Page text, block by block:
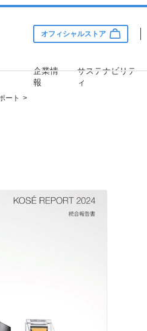
オフィシャルストア
企業情
報
ッセージ
サステナビリテ
ィ
ッセージ
ス
ート